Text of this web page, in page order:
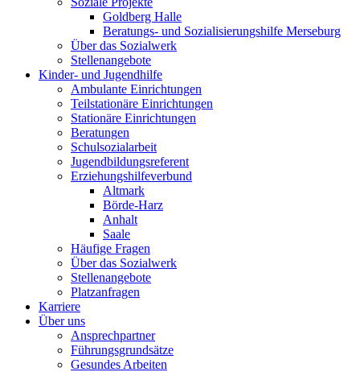
Goldberg Halle
Beratungs- und Sozialisierungshilfe Merseburg
Über das Sozialwerk
Stellenangebote
Kinder- und Jugendhilfe
Ambulante Einrichtungen
Teilstationäre Einrichtungen
Stationäre Einrichtungen
Beratungen
Schulsozialarbeit
Jugendbildungsreferent
Erziehungshilfeverbund
Altmark
Börde-Harz
Anhalt
Saale
Häufige Fragen
Über das Sozialwerk
Stellenangebote
Platzanfragen
Karriere
Über uns
Ansprechpartner
Führungsgrundsätze
Gesundes Arbeiten